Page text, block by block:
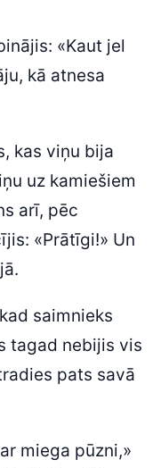
«Kaut jel
kā atnesa
kas viņu bija
uz kamiešiem
arī, pēc
«Prātīgi!» Un
saimnieks
tagad nebijis vis
pats savā
miega pūzni,»